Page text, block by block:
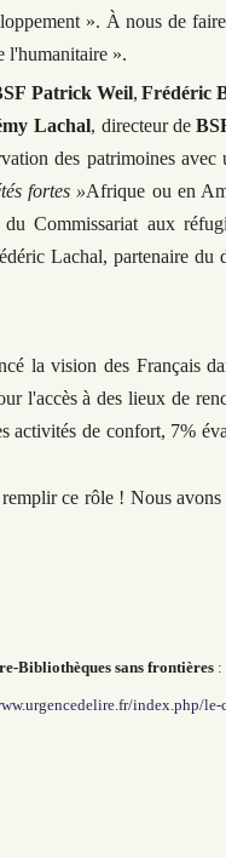
». À nous de
l'humanitaire ».
Patrick Weil, Frédéric
Lachal, directeur de
des patrimoines
fortes »Afrique ou en
Commissariat aux
Lachal, partenaire du
la vision des Français
l'accès à des lieux de
activités de confort, 7%
ce rôle ! Nous
Bibliothèques sans frontières :
index.php/